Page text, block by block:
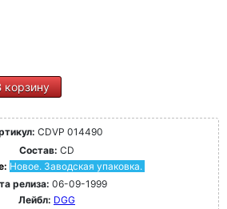
корзину
CDVP 014490
Состав: CD
Новое. Заводская упаковка.
релиза: 06-09-1999
Лейбл: DGG